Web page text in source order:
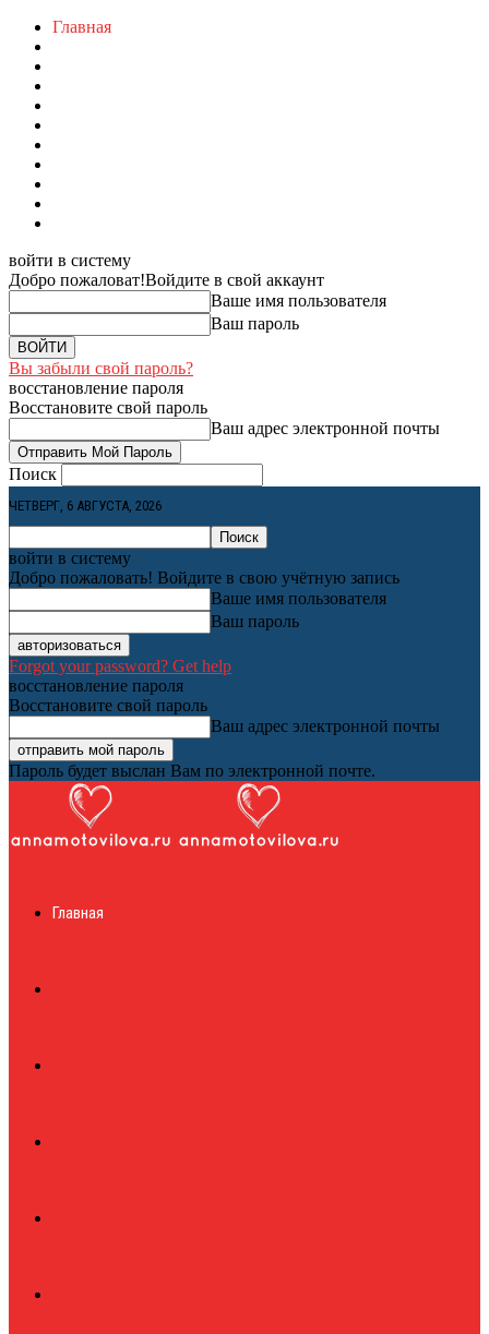
Главная
войти в систему
Добро пожаловат!Войдите в свой аккаунт
Ваше имя пользователя
Ваш пароль
Вы забыли свой пароль?
восстановление пароля
Восстановите свой пароль
Ваш адрес электронной почты
Поиск
ЧЕТВЕРГ, 6 АВГУСТА, 2026
войти в систему
Добро пожаловать! Войдите в свою учётную запись
Ваше имя пользователя
Ваш пароль
Forgot your password? Get help
восстановление пароля
Восстановите свой пароль
Ваш адрес электронной почты
Пароль будет выслан Вам по электронной почте.
журналГлавная